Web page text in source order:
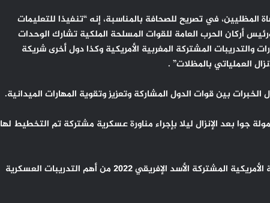
المظليين، في تصريح للصحافة بالمناسبة، إنه “تنفيذا للتعليمات
أركان الحرب العامة للقوات المسلحة الملكية تشارك الوحدات
والتدريبات المشتركة المغربية الأمريكية وكذا دول أخرى شريكة
بين قوات الدول المشاركة وتعزيز وتقوية المهارات الميدانية.
جوا بعد الإنزال ليلا بإجراء مناورة عسكرية مشتركة تم التخطيط لها
وتعتبر النسخة الثامنة عشرة للتدريبات العسكرية المغربية الأمريكية المشتركة الأسد الإفريقي 2022 من أهم التدريبات العسكرية